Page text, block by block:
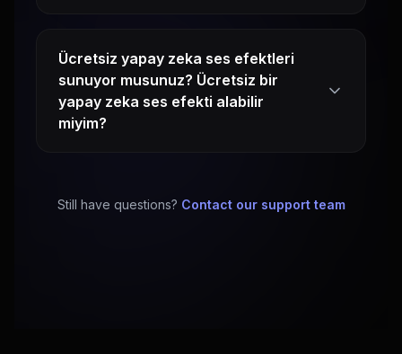
Ücretsiz yapay zeka ses efektleri
sunuyor musunuz? Ücretsiz bir
yapay zeka ses efekti alabilir
miyim?
Still have questions? Contact our support team